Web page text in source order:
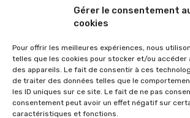
Gérer le consentement
cookies
Pour offrir les meilleures expériences, nous
telles que les cookies pour stocker et/ou accéder
des appareils. Le fait de consentir à ces
de traiter des données telles que le
les ID uniques sur ce site. Le fait de ne pas
consentement peut avoir un effet négatif sur
caractéristiques et fonctions.
TOP-PARENTS 24 mai 2012